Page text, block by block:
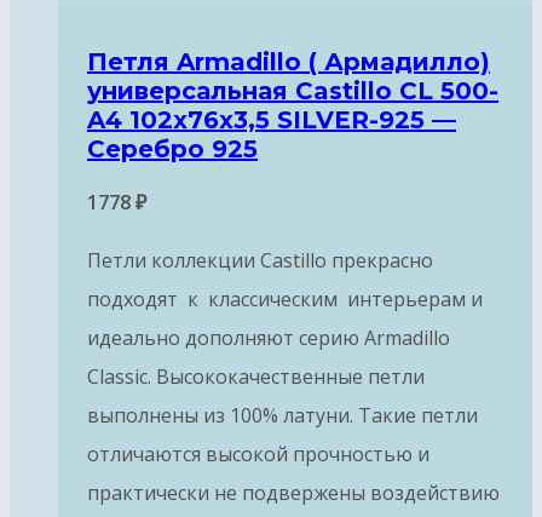
Петля Armadillo ( Армадилло)
универсальная Castillo CL 500-
A4 102x76x3,5 SILVER-925 —
Серебро 925
1778₽
Петли коллекции Castillo прекрасно
подходят к классическим интерьерам и
идеально дополняют серию Armadillo
Classic. Высококачественные петли
выполнены из 100% латуни. Такие петли
отличаются высокой прочностью и
практически не подвержены воздействию